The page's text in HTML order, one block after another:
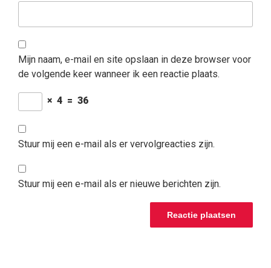
Mijn naam, e-mail en site opslaan in deze browser voor
de volgende keer wanneer ik een reactie plaats.
× 4 = 36
Stuur mij een e-mail als er vervolgreacties zijn.
Stuur mij een e-mail als er nieuwe berichten zijn.